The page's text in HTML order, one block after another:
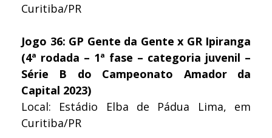
Curitiba/PR
Jogo 36: GP Gente da Gente x GR Ipiranga
(4ª rodada – 1ª fase – categoria juvenil –
Série B do Campeonato Amador da
Capital 2023)
Local: Estádio Elba de Pádua Lima, em
Curitiba/PR